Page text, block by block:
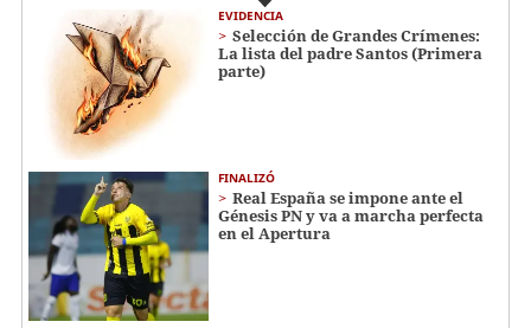
EVIDENCIA
Selección de Grandes Crímenes:
La lista del padre Santos (Primera
parte)
FINALIZÓ
Real España se impone ante el
Génesis PN y va a marcha perfecta
en el Apertura